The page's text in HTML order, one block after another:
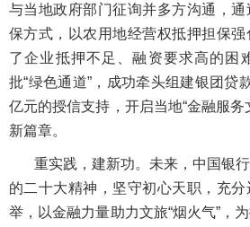
与当地政府部门征询并多方沟通，
保方式，以农用地经营权抵押担保
了企业抵押不足、融资要求高的困
批“绿色通道”，成功牵头组建银团贷
亿元的授信支持，开启当地“金融服务
新篇章。
重实践，建新功。未来，中国银
的二十大精神，坚守初心天职，充
举，以金融力量助力文旅“烟火气”，